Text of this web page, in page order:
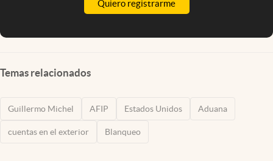
Quiero registrarme
Temas relacionados
Guillermo Michel AFIP Estados Unidos Aduana
cuentas en el exterior Blanqueo